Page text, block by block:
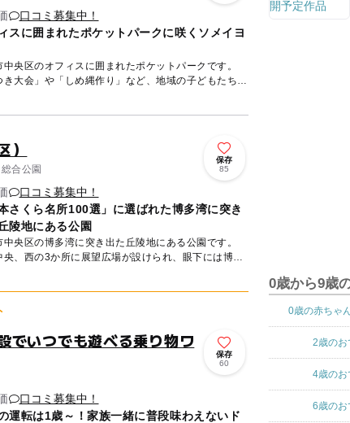
口コミ募集中！
スに囲まれたポケットパークに咲くソメイヨ
中央区のオフィスに囲まれたポケットパークです。
き大会」や「しめ縄作り」など、地域の子どもたちの
）
合公園
保存
85
口コミ募集中！
本さくら名所100選」に選ばれた博多湾に突き
陵地にある公園
中央区の博多湾に突き出た丘陵地にある公園です。
央、西の3か所に展望広場が設けられ、眼下には博多
でいつでも遊べる乗り物ワ
保存
60
口コミ募集中！
運転は1歳～！家族一緒に普段味わえないド
0歳から9歳
0歳の赤ちゃ
2歳のお
4歳のお
6歳のお